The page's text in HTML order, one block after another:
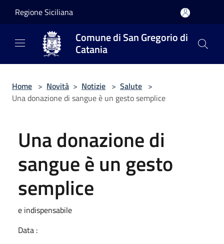
Regione Siciliana
Comune di San Gregorio di
Catania
Home > Novità > Notizie > Salute >
Una donazione di sangue è un gesto semplice
Una donazione di
sangue è un gesto
semplice
e indispensabile
Data :